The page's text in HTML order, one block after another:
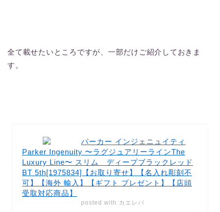
全て載せたいところですが、一部だけご紹介しておきま
す。
パーカー インジェニュイティ
Parker Ingenuity 〜ラグジュアリーラインThe
Luxury Line〜 スリム ディープブラックレッド
BT 5th[1975834]【お取り寄せ】【名入れ彫刻不
可】【海外 輸入】【ギフト プレゼント】【店頭
受取対応商品】
posted with カエレバ